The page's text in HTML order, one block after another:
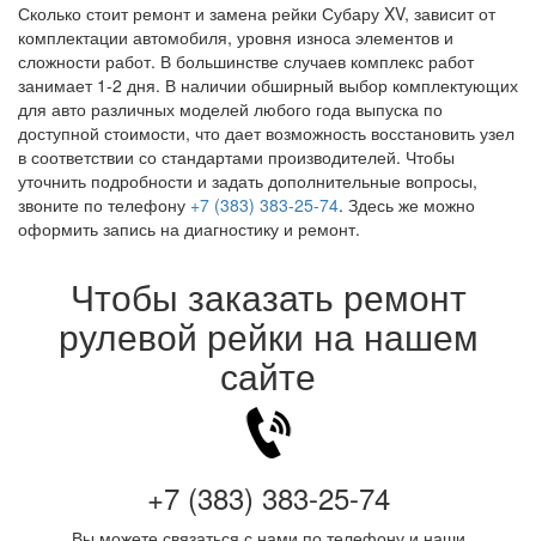
Сколько стоит ремонт и замена рейки Субару XV, зависит от
комплектации автомобиля, уровня износа элементов и
сложности работ. В большинстве случаев комплекс работ
занимает 1-2 дня. В наличии обширный выбор комплектующих
для авто различных моделей любого года выпуска по
доступной стоимости, что дает возможность восстановить узел
в соответствии со стандартами производителей. Чтобы
уточнить подробности и задать дополнительные вопросы,
звоните по телефону +7 (383) 383-25-74. Здесь же можно
оформить запись на диагностику и ремонт.
Чтобы заказать ремонт
рулевой рейки на нашем
сайте
+7 (383) 383-25-74